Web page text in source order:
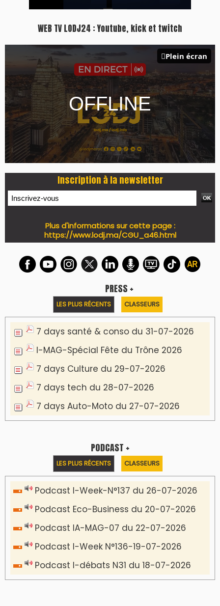
WEB TV LODJ24 : Youtube, kick et twitch
Plein écran
Inscription à la newsletter
Plus d'informations sur cette page :
https://www.lodj.ma/CGU_a46.html
PRESS +
LES PLUS RÉCENTS CLASSEURS
7 days santé & conso du 31-07-2026
I-MAG-Spécial Fête du Trône 2026
7 days Culture du 29-07-2026
7 days tech du 28-07-2026
7 days Auto-Moto du 27-07-2026
PODCAST +
LES PLUS RÉCENTS CLASSEURS
Podcast I-Week-N°137 du 26-07-2026
Podcast Eco-Business du 20-07-2026
Podcast IA-MAG-07 du 22-07-2026
Podcast I-Week N°136-19-07-2026
Podcast I-débats N31 du 18-07-2026